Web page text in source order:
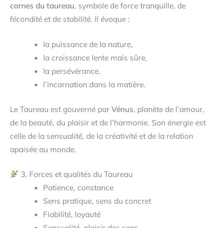
cornes du taureau, symbole de force tranquille, de
fécondité et de stabilité. Il évoque :
la puissance de la nature,
la croissance lente mais sûre,
la persévérance,
l’incarnation dans la matière.
Le Taureau est gouverné par Vénus, planète de l’amour,
de la beauté, du plaisir et de l’harmonie. Son énergie est
celle de la sensualité, de la créativité et de la relation
apaisée au monde.
3. Forces et qualités du Taureau
Patience, constance
Sens pratique, sens du concret
Fiabilité, loyauté